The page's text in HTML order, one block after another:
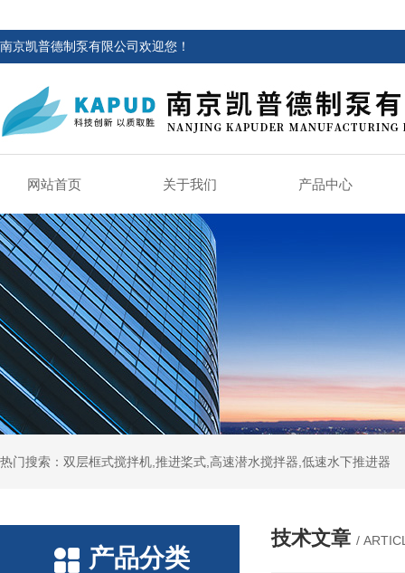
南京凯普德制泵有限公司欢迎您！
网站首页 关于我们 产品中心
热门搜索：双层框式搅拌机,推进桨式,高速潜水搅拌器,低速水下推进器
产品分类
技术文章 /